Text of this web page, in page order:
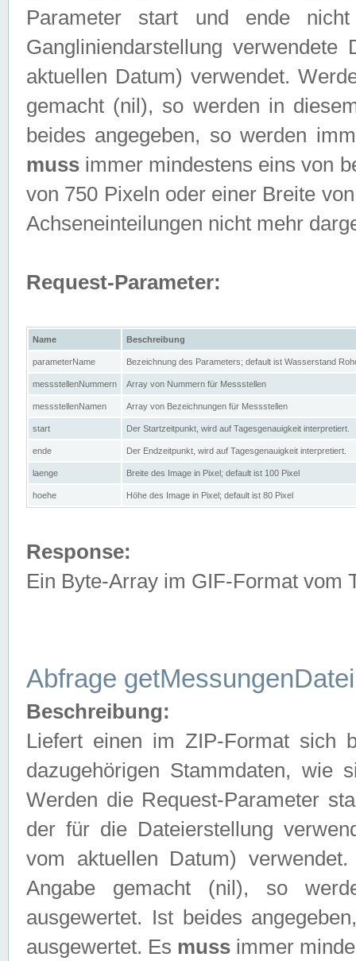
Parameter start und ende
Gangliniendarstellung
aktuellen Datum) verwendet.
gemacht (nil), so werden in
beides angegeben, so werden
muss immer mindestens eins von
von 750 Pixeln oder einer Breite
Achseneinteilungen nicht mehr
Request-Parameter:
Name Beschreibung
parameterName Bezeichnung des Parameters; default ist Wasserstand
messstellenNummern Array von Nummern für Messstellen
messstellenNamen Array von Bezeichnungen für Messstellen
start Der Startzeitpunkt, wird auf Tagesgenauigkeit interpretiert.
ende Der Endzeitpunkt, wird auf Tagesgenauigkeit interpretiert.
laenge Breite des Image in Pixel; default ist 100 Pixel
hoehe Höhe des Image in Pixel; default ist 80 Pixel
Response:
Ein Byte-Array im GIF-Format vom
Abfrage getMessungenDatei
Beschreibung:
Liefert einen im ZIP-Format sich
dazugehörigen Stammdaten, wie
Werden die Request-Parameter
der für die Dateierstellung
vom aktuellen Datum)
Angabe gemacht (nil), so
ausgewertet. Ist beides
ausgewertet. Es muss immer